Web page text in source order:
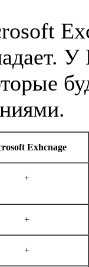
Exhcnage
+
+
+